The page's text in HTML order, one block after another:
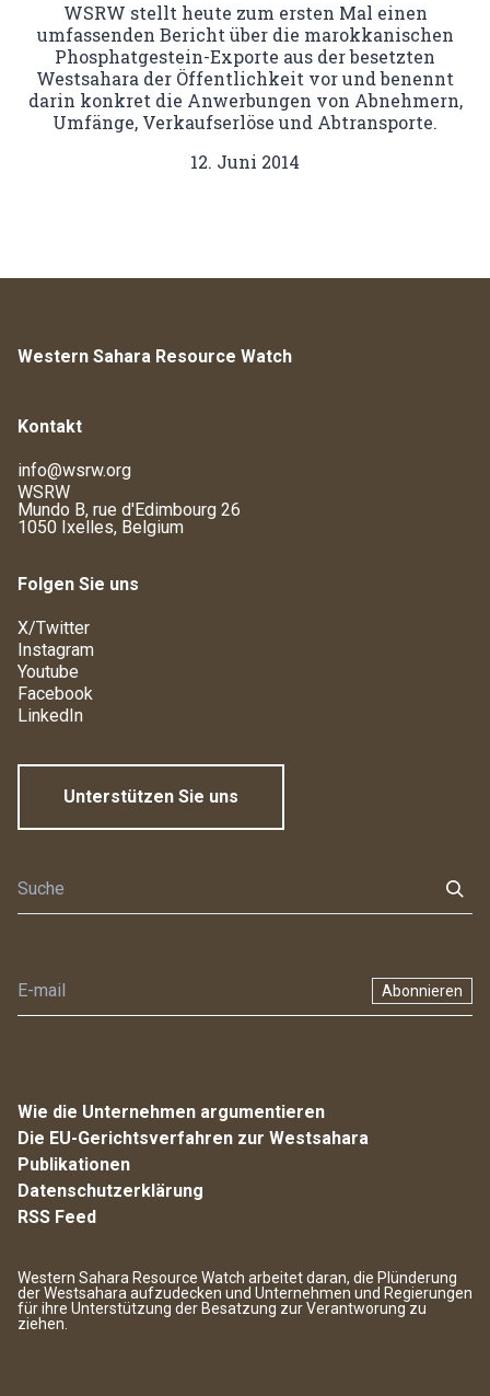
WSRW stellt heute zum ersten Mal einen
umfassenden Bericht über die marokkanischen
Phosphatgestein-Exporte aus der besetzten
Westsahara der Öffentlichkeit vor und benennt
darin konkret die Anwerbungen von Abnehmern,
Umfänge, Verkaufserlöse und Abtransporte.
12. Juni 2014
Western Sahara Resource Watch
Kontakt
info@wsrw.org
WSRW
Mundo B, rue d'Edimbourg 26
1050 Ixelles, Belgium
Folgen Sie uns
X/Twitter
Instagram
Youtube
Facebook
LinkedIn
Unterstützen Sie uns
Abonnieren
Wie die Unternehmen argumentieren
Die EU-Gerichtsverfahren zur Westsahara
Publikationen
Datenschutzerklärung
RSS Feed
Western Sahara Resource Watch arbeitet daran, die Plünderung
der Westsahara aufzudecken und Unternehmen und Regierungen
für ihre Unterstützung der Besatzung zur Verantworung zu
ziehen.